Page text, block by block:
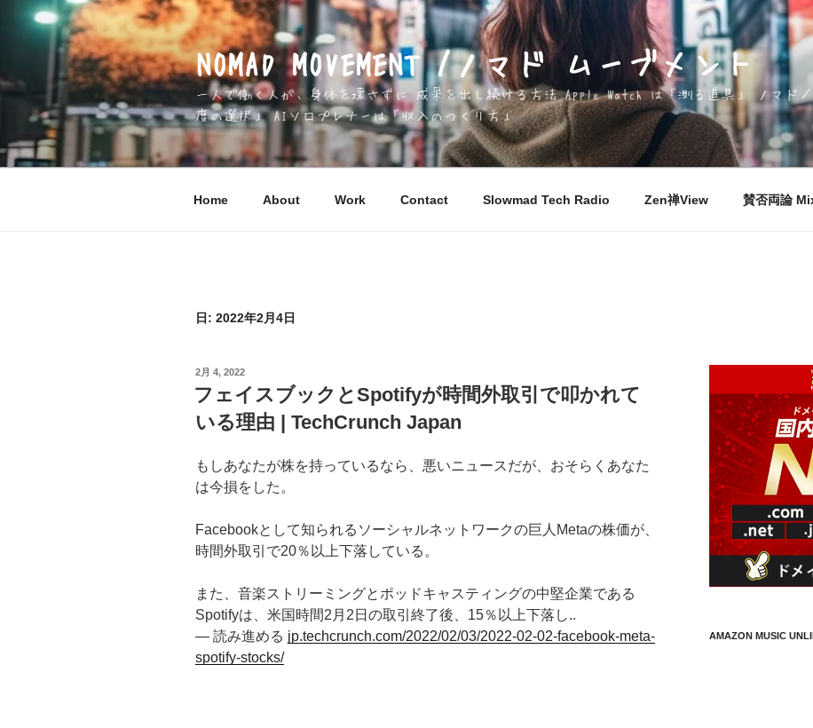
キ
NOMAD MOVEMENT /ノマド ムーブメント
一人で働く人が、身体を壊さずに 成果を出し続ける方法 Apple Watch は「測る道具」 ノマド
度の選択」 AIソロプレナーは「収入のつくり方」
Home About Work Contact Slowmad Tech Radio Zen禅View 賛否両論
日: 2022年2月4日
投
稿
日:
2月 4, 2022
フェイスブックとSpotifyが時間外取引で叩かれて
いる理由 | TechCrunch Japan
もしあなたが株を持っているなら、悪いニュースだが、おそらくあなた
は今損をした。
Facebookとして知られるソーシャルネットワークの巨人Metaの株価が、
時間外取引で20％以上下落している。
また、音楽ストリーミングとポッドキャスティングの中堅企業である
Spotifyは、米国時間2月2日の取引終了後、15％以上下落し..
— 読み進める jp.techcrunch.com/2022/02/03/2022-02-02-facebook-meta-
spotify-stocks/
AMAZON MUSIC